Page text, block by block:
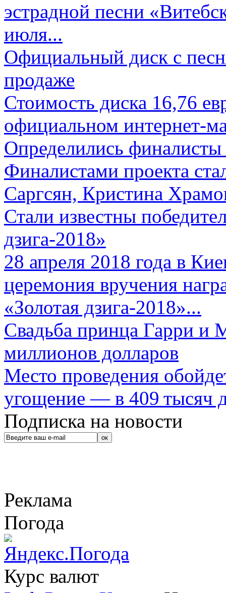
эстрадной песни
июля...
Официальный диск с
продаже
Стоимость диска 16,76
официальном интернет-
Определились
Финалистами проекта
Саргсян, Кристина
Стали известны
дзига-2018»
28 апреля 2018 года в
церемония вручения
«Золотая дзига-2018»...
Свадьба принца Гарри и
миллионов долларов
Место проведения
угощение — в 409 тысяч
Подписка на новости
Реклама
Погода
Курс валют